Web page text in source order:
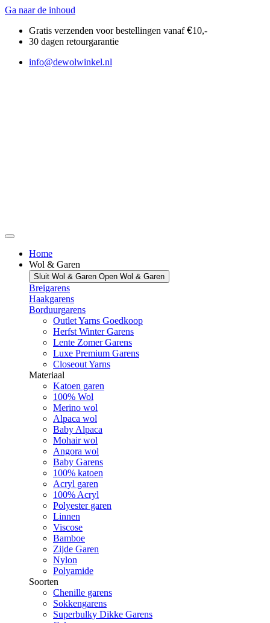
Ga naar de inhoud
Gratis verzenden voor bestellingen vanaf€10,-
30 dagen retourgarantie
info@dewolwinkel.nl
Home
Wol & Garen
Sluit Wol & Garen Open Wol & Garen
Breigarens
Haakgarens
Borduurgarens
Outlet Yarns Goedkoop
Herfst Winter Garens
Lente Zomer Garens
Luxe Premium Garens
Closeout Yarns
Materiaal
Katoen garen
100% Wol
Merino wol
Alpaca wol
Baby Alpaca
Mohair wol
Angora wol
Baby Garens
100% katoen
Acryl garen
100% Acryl
Polyester garen
Linnen
Viscose
Bamboe
Zijde Garen
Nylon
Polyamide
Soorten
Chenille garens
Sokkengarens
Superbulky Dikke Garens